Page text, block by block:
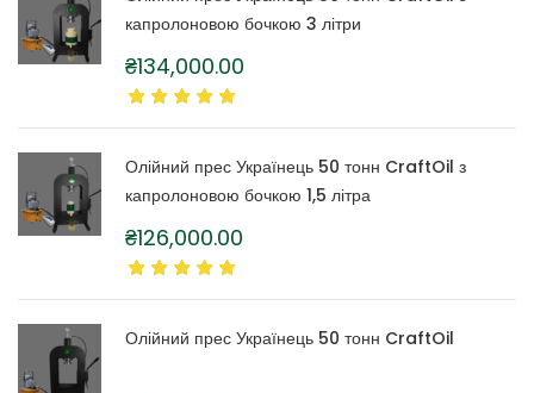
капролоновою бочкою 3 літри
₴134,000.00
Олійний прес Українець 50 тонн CraftOil з
капролоновою бочкою 1,5 літра
₴126,000.00
Олійний прес Українець 50 тонн CraftOil